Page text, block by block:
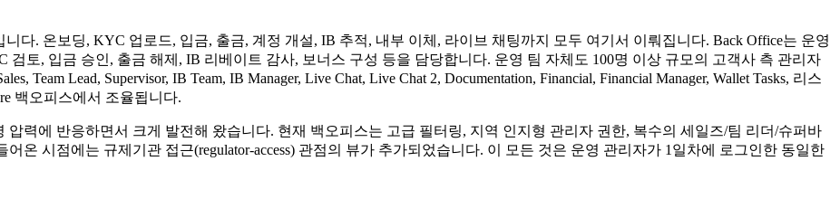
니다. 온보딩, KYC 업로드, 입금, 출금, 계정 개설, IB 추적, 내부 이체, 라이브 채팅까지 모두 여기서 이뤄집니다. Back Office는 운영
토, 입금 승인, 출금 해제, IB 리베이트 감사, 보너스 구성 등을 담당합니다. 운영 팀 자체도 100명 이상 규모의 고객사 측 관리자
Team Lead, Supervisor, IB Team, IB Manager, Live Chat, Live Chat 2, Documentation, Financial, Financial Manager, Wallet Tasks, 리스
백오피스에서 조율됩니다.
력에 반응하면서 크게 발전해 왔습니다. 현재 백오피스는 고급 필터링, 지역 인지형 관리자 권한, 복수의 세일즈/팀 리더/슈퍼바
온 시점에는 규제기관 접근(regulator-access) 관점의 뷰가 추가되었습니다. 이 모든 것은 운영 관리자가 1일차에 로그인한 동일한